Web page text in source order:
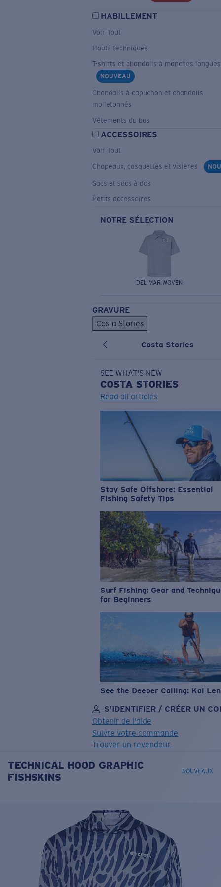
HABILLEMENT
Voir Tout
Hauts techniques
T-shirts et chandails à manches longues
NOUVEAU
Chandails à capuchon et chandails
molletonnés
Vêtements du bas
ACCESSOIRES
Voir Tout
Chapeaux, casquettes et visières
Sacs et sacs à dos
Petits accessoires
NOTRE SÉLECTION
DEL MAR WOVEN
GRAVURE
Costa Stories
Costa Stories
SEE WHAT'S NEW
COSTA STORIES
Read all articles
Stay Safe Offshore: Essential
Fishing Safety Tips
Surf Fishing: Gear and
for Beginners
See the Deeper Calling: Kai
S’IDENTIFIER / CRÉER UN
Obtenir de l'aide
Suivre votre commande
Trouver un revendeur
OBJECTIF MIS À JOURAJOUTÉ AU PANIER!
Prix :
Gratuit
Quantité:
TECHNICAL HOOD GRAPHIC
FISHSKINS
NOUVEAUX